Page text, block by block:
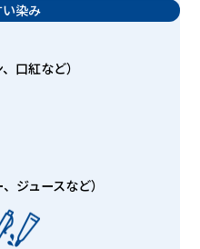
染み
口紅など）
ジュースなど）